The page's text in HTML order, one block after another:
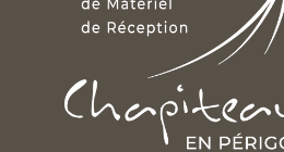
Pour connaitre et exercer
de retrait de votre
données collectées par ce
consulter notre
politique de